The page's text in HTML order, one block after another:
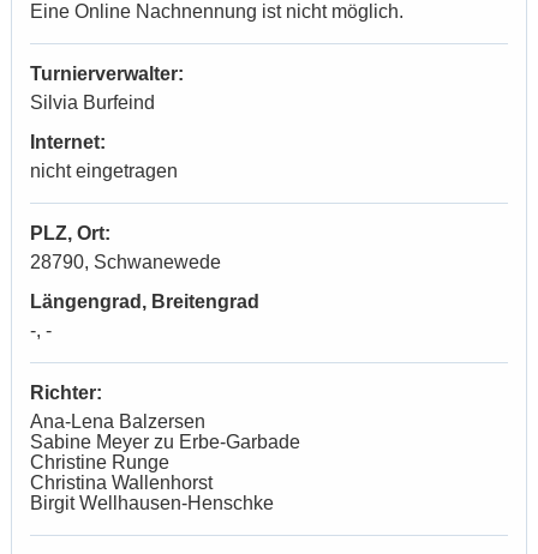
Eine Online Nachnennung ist nicht möglich.
Turnierverwalter:
Silvia Burfeind
Internet:
nicht eingetragen
PLZ, Ort:
28790, Schwanewede
Längengrad, Breitengrad
-, -
Richter:
Ana-Lena Balzersen
Sabine Meyer zu Erbe-Garbade
Christine Runge
Christina Wallenhorst
Birgit Wellhausen-Henschke